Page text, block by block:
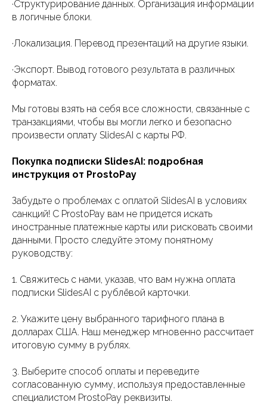
·Структурирование данных. Организация информации
в логичные блоки.
·Локализация. Перевод презентаций на другие языки.
·Экспорт. Вывод готового результата в различных
форматах.
Мы готовы взять на себя все сложности, связанные с
транзакциями, чтобы вы могли легко и безопасно
произвести оплату SlidesAI с карты РФ.
Покупка подписки SlidesAI: подробная
инструкция от ProstoPay
Забудьте о проблемах с оплатой SlidesAI в условиях
санкций! С ProstoPay вам не придется искать
иностранные платежные карты или рисковать своими
данными. Просто следуйте этому понятному
руководству:
1. Свяжитесь с нами, указав, что вам нужна оплата
подписки SlidesAI с рублёвой карточки.
2. Укажите цену выбранного тарифного плана в
долларах США. Наш менеджер мгновенно рассчитает
итоговую сумму в рублях.
3. Выберите способ оплаты и переведите
согласованную сумму, используя предоставленные
специалистом ProstoPay реквизиты.